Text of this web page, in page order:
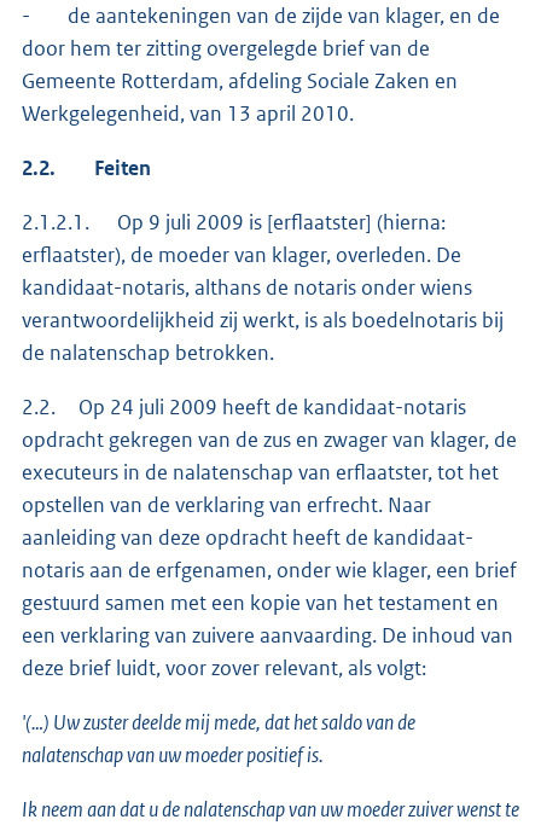
- de aantekeningen van de zijde van klager, en de
door hem ter zitting overgelegde brief van de
Gemeente Rotterdam, afdeling Sociale Zaken en
Werkgelegenheid, van 13 april 2010.
2.2. Feiten
2.1.2.1. Op 9 juli 2009 is [erflaatster] (hierna:
erflaatster), de moeder van klager, overleden. De
kandidaat-notaris, althans de notaris onder wiens
verantwoordelijkheid zij werkt, is als boedelnotaris bij
de nalatenschap betrokken.
2.2. Op 24 juli 2009 heeft de kandidaat-notaris
opdracht gekregen van de zus en zwager van klager, de
executeurs in de nalatenschap van erflaatster, tot het
opstellen van de verklaring van erfrecht. Naar
aanleiding van deze opdracht heeft de kandidaat-
notaris aan de erfgenamen, onder wie klager, een brief
gestuurd samen met een kopie van het testament en
een verklaring van zuivere aanvaarding. De inhoud van
deze brief luidt, voor zover relevant, als volgt:
'(…) Uw zuster deelde mij mede, dat het saldo van de
nalatenschap van uw moeder positief is.
Ik neem aan dat u de nalatenschap van uw moeder zuiver wenst te